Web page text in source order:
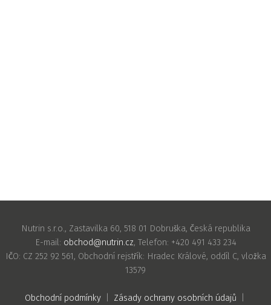
Nutrin s.r.o., Zastavilka 60, 518 01 Dobruška, Česká republika
E-mail: obchod@nutrin.cz, Telefon: +420 491 433 234
IČO: CZ 252 92 561, Obchodní rejstřík: Hradec Králové, oddíl C, vložka
13579
Obchodní podmínky| Zásady ochrany osobních údajů